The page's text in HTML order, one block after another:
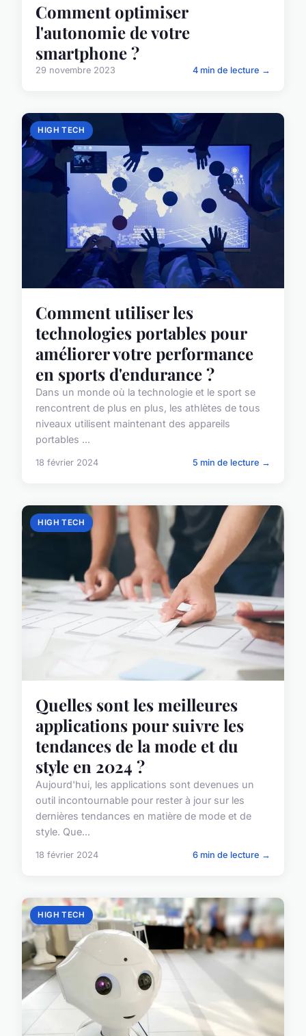
Comment optimiser
l'autonomie de votre
smartphone ?
29 novembre 2023 4 min de lecture →
HIGH TECH
Comment utiliser les
technologies portables pour
améliorer votre performance
en sports d'endurance ?
Dans un monde où la technologie et le sport se
rencontrent de plus en plus, les athlètes de tous
niveaux utilisent maintenant des appareils
portables ...
18 février 2024 5 min de lecture →
HIGH TECH
Quelles sont les meilleures
applications pour suivre les
tendances de la mode et du
style en 2024 ?
Aujourd'hui, les applications sont devenues un
outil incontournable pour rester à jour sur les
dernières tendances en matière de mode et de
style. Que...
18 février 2024 6 min de lecture →
HIGH TECH